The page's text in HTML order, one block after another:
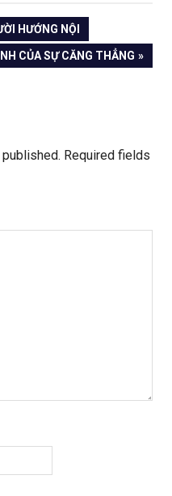
HƯỚNG NỘI
CỦA SỰ CĂNG THẲNG
Required fields